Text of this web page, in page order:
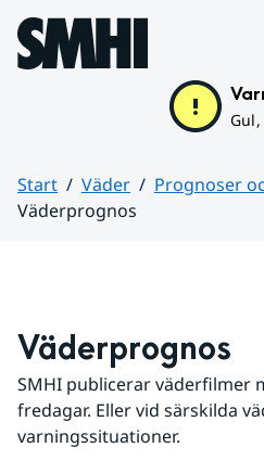
Hoppa till sidans innehåll
Start Väder
Prognoser
Väderprognos
Väderprognos
SMHI publicerar väderfilmer
fredagar. Eller vid särskilda
varningssituationer.